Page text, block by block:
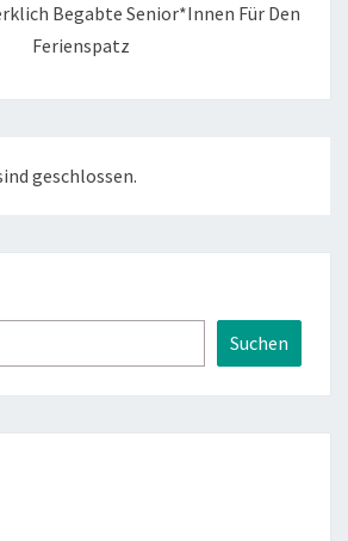
Begabte Senior*innen Für Den
Ferienspatz
geschlossen.
Suchen